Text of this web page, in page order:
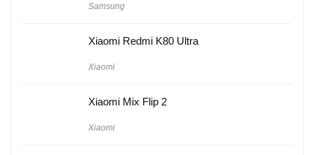
Samsung
Xiaomi Redmi K80 Ultra
Xiaomi
Xiaomi Mix Flip 2
Xiaomi